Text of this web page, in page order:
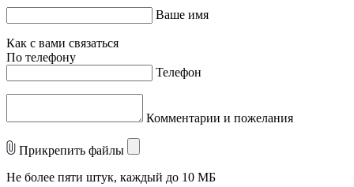
Ваше имя
Как с вами связаться
По телефону
Телефон
Комментарии и пожелания
Прикрепить файлы
Не более пяти штук, каждый до 10 МБ